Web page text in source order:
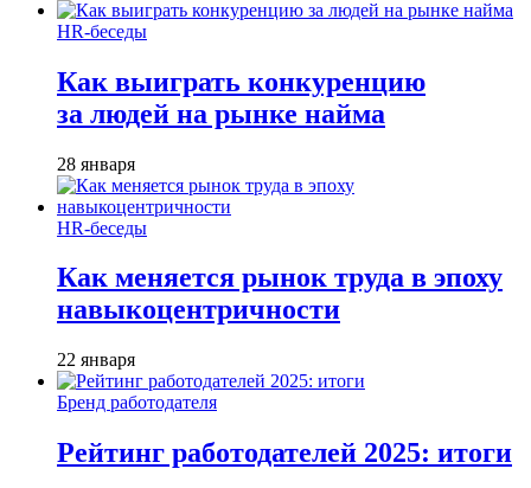
HR-беседы
Как выиграть конкуренцию
за людей на рынке найма
28 января
HR-беседы
Как меняется рынок труда в эпоху
навыкоцентричности
22 января
Бренд работодателя
Рейтинг работодателей 2025: итоги